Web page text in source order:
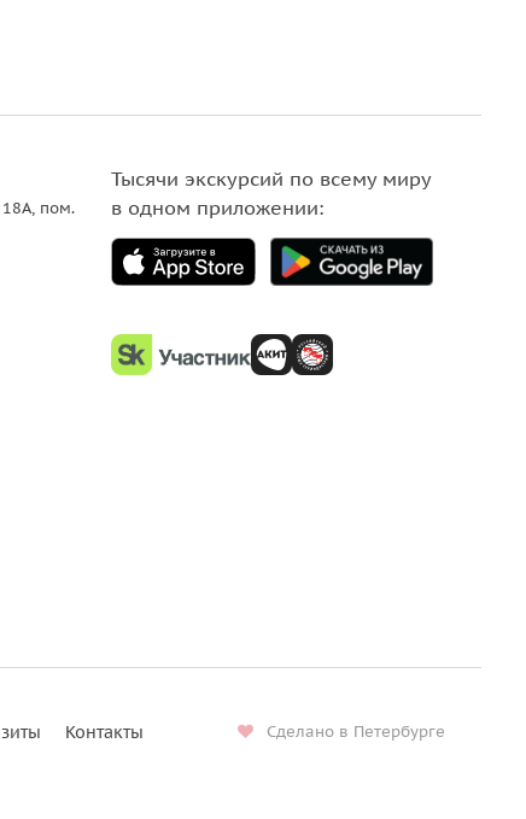
пом.
Тысячи экскурсий по всему миру
в одном приложении:
Контакты Сделано в Петербурге